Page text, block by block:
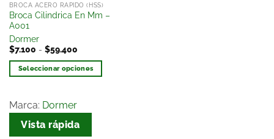
BROCA ACERO RAPIDO (HSS)
Broca Cilindrica En Mm –
A001
Dormer
$7.100 - $59.400
Seleccionar opciones
Marca: Dormer
Vista rápida